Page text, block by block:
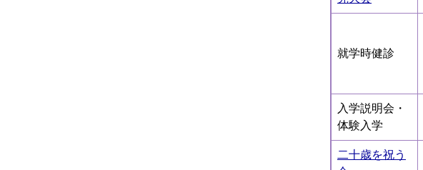
就学時健診
入学説明会・
体験入学
二十歳を祝う